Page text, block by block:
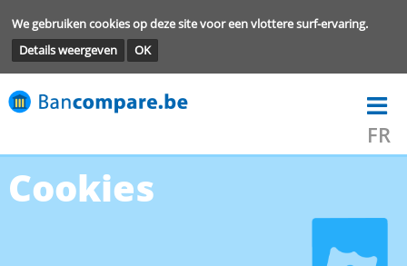
We gebruiken cookies op deze site voor een vlottere surf-
Details weergeven
OK
Cookies